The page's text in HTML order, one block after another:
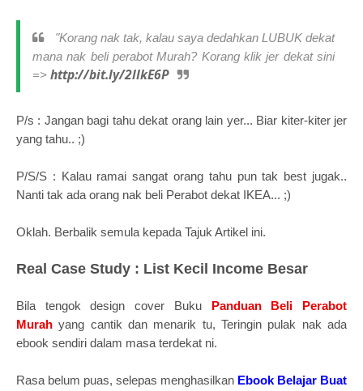
"Korang nak tak, kalau saya dedahkan LUBUK dekat
mana nak beli perabot Murah? Korang klik jer dekat sini
=> http://bit.ly/2lIkE6P
P/s : Jangan bagi tahu dekat orang lain yer... Biar kiter-kiter jer
yang tahu.. ;)
P/S/S : Kalau ramai sangat orang tahu pun tak best jugak..
Nanti tak ada orang nak beli Perabot dekat IKEA... ;)
Oklah. Berbalik semula kepada Tajuk Artikel ini.
Real Case Study : List Kecil Income Besar
Bila tengok design cover Buku Panduan Beli Perabot
Murah yang cantik dan menarik tu, Teringin pulak nak ada
ebook sendiri dalam masa terdekat ni.
Rasa belum puas, selepas menghasilkan Ebook Belajar Buat